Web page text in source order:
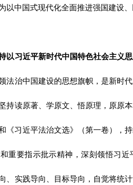
以中国式现代化全面推进强国建设
习近平新时代中国特色社会主义思
法治中国建设的思想旗帜，是新时
持读原著、学原文、悟原理，原原
《习近平法治文选》（第一卷），
重要指示批示精神，深刻领悟习
、实践导向、目标导向，自觉将统